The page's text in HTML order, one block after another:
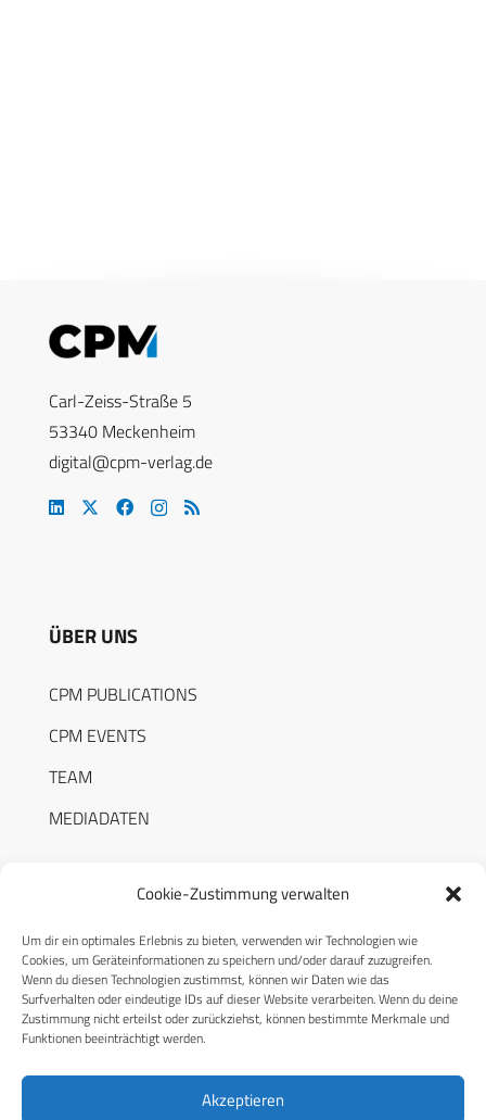
Cookie-Zustimmung verwalten
Um dir ein optimales Erlebnis zu bieten, verwenden wir Technologien wie
Cookies, um Geräteinformationen zu speichern und/oder darauf zuzugreifen.
Wenn du diesen Technologien zustimmst, können wir Daten wie das
Surfverhalten oder eindeutige IDs auf dieser Website verarbeiten. Wenn du deine
Zustimmung nicht erteilst oder zurückziehst, können bestimmte Merkmale und
Funktionen beeinträchtigt werden.
Akzeptieren
Carl-Zeiss-Straße 5
53340 Meckenheim
digital@cpm-verlag.de
ÜBER UNS
CPM PUBLICATIONS
CPM EVENTS
TEAM
MEDIADATEN
RECHTLICHES
Datenschutzerklärung
Cookie-Richtlinie (EU)